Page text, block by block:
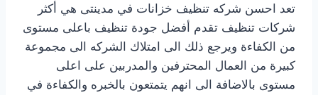
تعد احسن شركه تنظيف خزانات في مدينتى هي أكثر
شركات تنظيف تقدم أفضل جودة تنظيف باعلى مستوى
من الكفاءة ويرجع ذلك الى امتلاك الشركه الى مجموعة
كبيرة من العمال المحترفين والمدربين على اعلى
مستوى بالاضافة الى انهم يتمتعون بالخبره والكفاءة في